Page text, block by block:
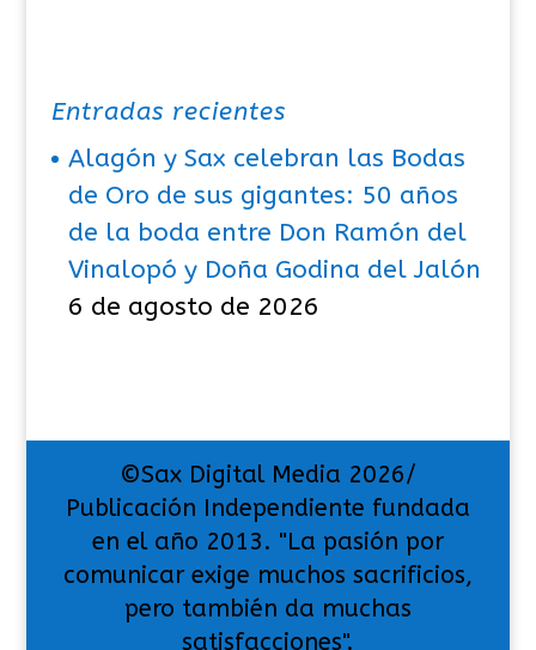
Entradas recientes
Alagón y Sax celebran las Bodas
de Oro de sus gigantes: 50 años
de la boda entre Don Ramón del
Vinalopó y Doña Godina del Jalón
6 de agosto de 2026
©Sax Digital Media 2026/
Publicación Independiente fundada
en el año 2013. "La pasión por
comunicar exige muchos sacrificios,
pero también da muchas
satisfacciones".